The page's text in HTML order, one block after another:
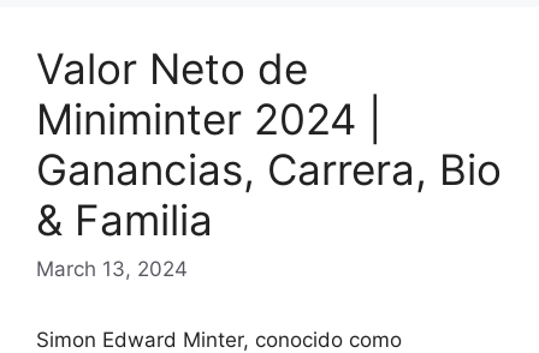
Valor Neto de
Miniminter 2024 |
Ganancias, Carrera, Bio
& Familia
March 13, 2024
Simon Edward Minter, conocido como